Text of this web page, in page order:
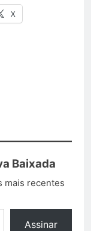
X
Baixada
mais recentes
Assinar